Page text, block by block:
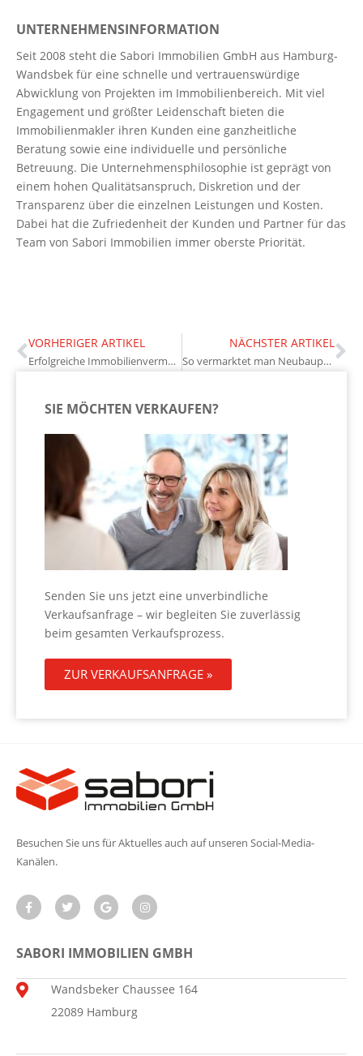
UNTERNEHMENSINFORMATION
Seit 2008 steht die Sabori Immobilien GmbH aus Hamburg-
Wandsbek für eine schnelle und vertrauenswürdige
Abwicklung von Projekten im Immobilienbereich. Mit viel
Engagement und größter Leidenschaft bieten die
Immobilienmakler ihren Kunden eine ganzheitliche
Beratung sowie eine individuelle und persönliche
Betreuung. Die Unternehmensphilosophie ist geprägt von
einem hohen Qualitätsanspruch, Diskretion und der
Transparenz über die einzelnen Leistungen und Kosten.
Dabei hat die Zufriedenheit der Kunden und Partner für das
Team von Sabori Immobilien immer oberste Priorität.
VORHERIGER ARTIKEL
Erfolgreiche Immobilienvermarktung mit maßgeschneiderter Strategie
NÄCHSTER ARTIKEL
So vermarktet man Neubauprojekte effizient
SIE MÖCHTEN VERKAUFEN?
Senden Sie uns jetzt eine unverbindliche
Verkaufsanfrage – wir begleiten Sie zuverlässig
beim gesamten Verkaufsprozess.
ZUR VERKAUFSANFRAGE »
Besuchen Sie uns für Aktuelles auch auf unseren Social-Media-
Kanälen.
SABORI IMMOBILIEN GMBH
Wandsbeker Chaussee 164
22089 Hamburg